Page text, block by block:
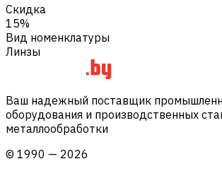
Скидка
15%
Вид номенклатуры
Линзы
Ваш надежный поставщик
оборудования и производственных
металлообработки
© 1990 — 2026